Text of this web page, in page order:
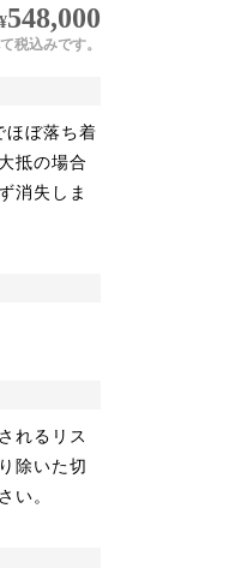
¥548,000
税込みです。
ほぼ落ち着
抵の場合
消失しま
れるリス
除いた切
い。